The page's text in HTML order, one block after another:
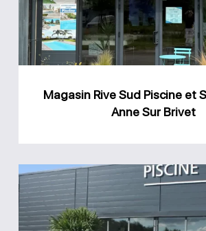
et
Spa
Sainte-
Sur
Magasin Rive Sud Piscine et
Anne Sur Brivet
Magasin
Piscine